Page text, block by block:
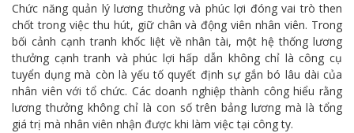
Chức năng quản lý lương thưởng và phúc lợi đóng vai trò then
chốt trong việc thu hút, giữ chân và động viên nhân viên. Trong
bối cảnh cạnh tranh khốc liệt về nhân tài, một hệ thống lương
thưởng cạnh tranh và phúc lợi hấp dẫn không chỉ là công cụ
tuyển dụng mà còn là yếu tố quyết định sự gắn bó lâu dài của
nhân viên với tổ chức. Các doanh nghiệp thành công hiểu rằng
lương thưởng không chỉ là con số trên bảng lương mà là tổng
giá trị mà nhân viên nhận được khi làm việc tại công ty.